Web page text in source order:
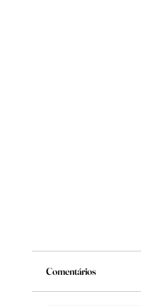
Mude
Comentários